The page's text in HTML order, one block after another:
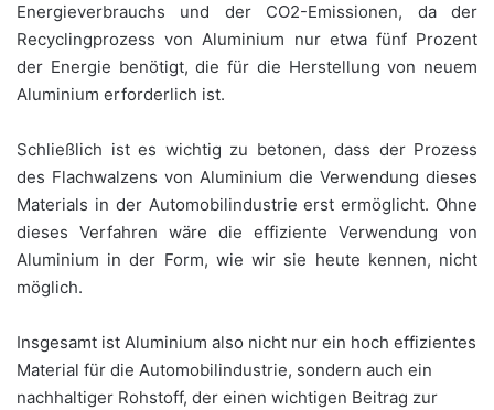
Energieverbrauchs und der CO2-Emissionen, da der
Recyclingprozess von Aluminium nur etwa fünf Prozent
der Energie benötigt, die für die Herstellung von neuem
Aluminium erforderlich ist.
Schließlich ist es wichtig zu betonen, dass der Prozess
des Flachwalzens von Aluminium die Verwendung dieses
Materials in der Automobilindustrie erst ermöglicht. Ohne
dieses Verfahren wäre die effiziente Verwendung von
Aluminium in der Form, wie wir sie heute kennen, nicht
möglich.
Insgesamt ist Aluminium also nicht nur ein hoch effizientes
Material für die Automobilindustrie, sondern auch ein
nachhaltiger Rohstoff, der einen wichtigen Beitrag zur